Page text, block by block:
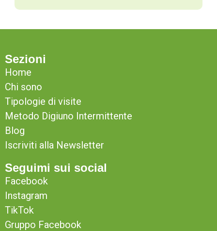
Sezioni
Home
Chi sono
Tipologie di visite
Metodo Digiuno Intermittente
Blog
Iscriviti alla Newsletter
Seguimi sui social
Facebook
Instagram
TikTok
Gruppo Facebook